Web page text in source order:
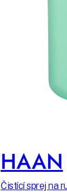
HAAN
Čistící sprej na